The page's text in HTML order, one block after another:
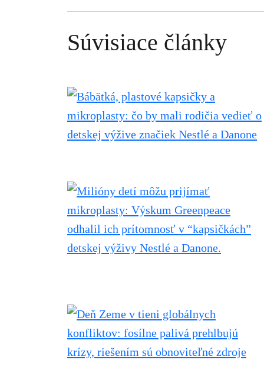
Súvisiace články